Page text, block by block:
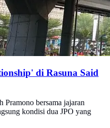
di Rasuna Said
Pramono bersama jajaran
kondisi dua JPO yang